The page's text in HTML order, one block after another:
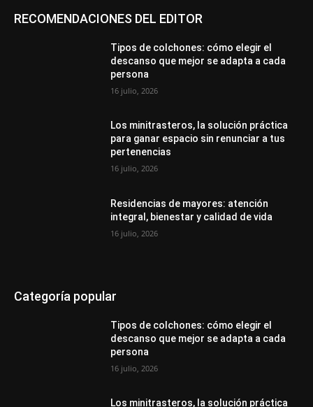
RECOMENDACIONES DEL EDITOR
Tipos de colchones: cómo elegir el
descanso que mejor se adapta a cada
persona
16 julio, 2026
Los minitrasteros, la solución práctica
para ganar espacio sin renunciar a tus
pertenencias
16 julio, 2026
Residencias de mayores: atención
integral, bienestar y calidad de vida
16 julio, 2026
Categoría popular
Tipos de colchones: cómo elegir el
descanso que mejor se adapta a cada
persona
16 julio, 2026
Los minitrasteros, la solución práctica